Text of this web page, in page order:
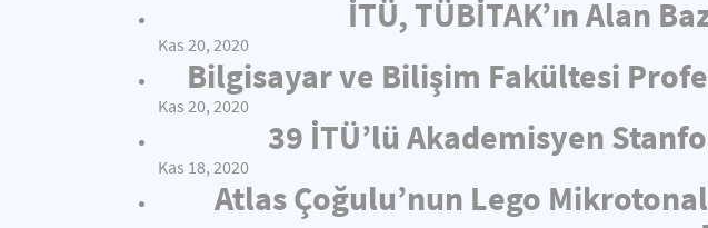
İTÜ, TÜBİTAK’ın Alan
Kas 20, 2020
Bilgisayar ve Bilişim Fakültesi
Kas 20, 2020
39 İTÜ’lü Akademisyen
Kas 18, 2020
Atlas Çoğulu’nun Lego Mikrotonal